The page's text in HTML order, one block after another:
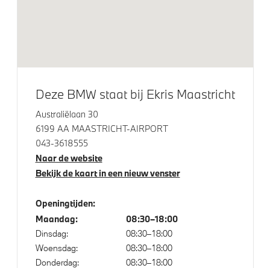
Klimaatbeheersing
Gelaagd glas, extra warmtewerend
Stoelventilatie voor beide voorstoelen
Elektrische voorzieningen
Massagefunctie voor beide voorstoelen
Garagedeuropener geintegreerd in binnenspiegel
Driving Assistant Professional
Draadloos oplaadstation
Bandenspanningsweergavesysteem
Deze BMW staat bij Ekris Maastricht
Australiëlaan 30
6199 AA MAASTRICHT-AIRPORT
043-3618555
Naar de website
Bekijk de kaart in een nieuw venster
Openingtijden:
Maandag:
08:30–18:00
Dinsdag:
08:30–18:00
Woensdag:
08:30–18:00
Donderdag:
08:30–18:00